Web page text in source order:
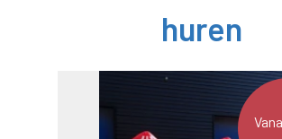
huren